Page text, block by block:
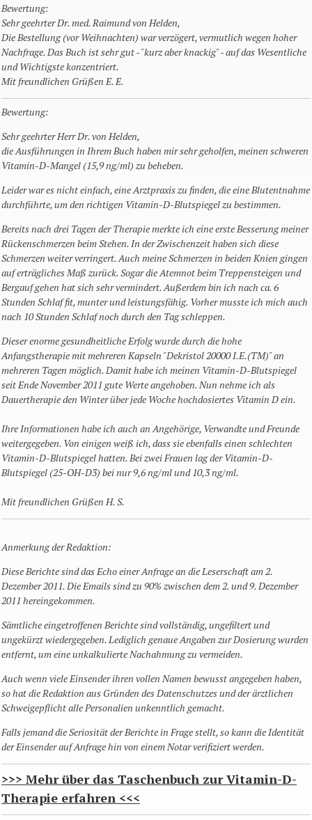
Bewertung:
Sehr geehrter Dr. med. Raimund von Helden,
Die Bestellung (vor Weihnachten) war verzögert, vermutlich wegen hoher
Nachfrage. Das Buch ist sehr gut - "kurz aber knackig" - auf das Wesentliche
und Wichtigste konzentriert.
Mit freundlichen Grüßen E. E.
Bewertung:
Sehr geehrter Herr Dr. von Helden,
die Ausführungen in Ihrem Buch haben mir sehr geholfen, meinen schweren
Vitamin-D-Mangel (15,9 ng/ml) zu beheben.
Leider war es nicht einfach, eine Arztpraxis zu finden, die eine Blutentnahme
durchführte, um den richtigen Vitamin-D-Blutspiegel zu bestimmen.
Bereits nach drei Tagen der Therapie merkte ich eine erste Besserung meiner
Rückenschmerzen beim Stehen. In der Zwischenzeit haben sich diese
Schmerzen weiter verringert. Auch meine Schmerzen in beiden Knien gingen
auf erträgliches Maß zurück. Sogar die Atemnot beim Treppensteigen und
Bergauf gehen hat sich sehr vermindert. Außerdem bin ich nach ca. 6
Stunden Schlaf fit, munter und leistungsfähig. Vorher musste ich mich auch
nach 10 Stunden Schlaf noch durch den Tag schleppen.
Dieser enorme gesundheitliche Erfolg wurde durch die hohe
Anfangstherapie mit mehreren Kapseln "Dekristol 20000 I.E.(TM)" an
mehreren Tagen möglich. Damit habe ich meinen Vitamin-D-Blutspiegel
seit Ende November 2011 gute Werte angehoben. Nun nehme ich als
Dauertherapie den Winter über jede Woche hochdosiertes Vitamin D ein.
Ihre Informationen habe ich auch an Angehörige, Verwandte und Freunde
weitergegeben. Von einigen weiß ich, dass sie ebenfalls einen schlechten
Vitamin-D-Blutspiegel hatten. Bei zwei Frauen lag der Vitamin-D-
Blutspiegel (25-OH-D3) bei nur 9,6 ng/ml und 10,3 ng/ml.
Mit freundlichen Grüßen H. S.
Anmerkung der Redaktion:
Diese Berichte sind das Echo einer Anfrage an die Leserschaft am 2.
Dezember 2011. Die Emails sind zu 90% zwischen dem 2. und 9. Dezember
2011 hereingekommen.
Sämtliche eingetroffenen Berichte sind vollständig, ungefiltert und
ungekürzt wiedergegeben. Lediglich genaue Angaben zur Dosierung wurden
entfernt, um eine unkalkulierte Nachahmung zu vermeiden.
Auch wenn viele Einsender ihren vollen Namen bewusst angegeben haben,
so hat die Redaktion aus Gründen des Datenschutzes und der ärztlichen
Schweigepflicht alle Personalien unkenntlich gemacht.
Falls jemand die Seriosität der Berichte in Frage stellt, so kann die Identität
der Einsenderauf Anfrage hin von einem Notar verifiziert werden.
>>> Mehr über das Taschenbuch zur Vitamin-D-
Therapie erfahren <<<